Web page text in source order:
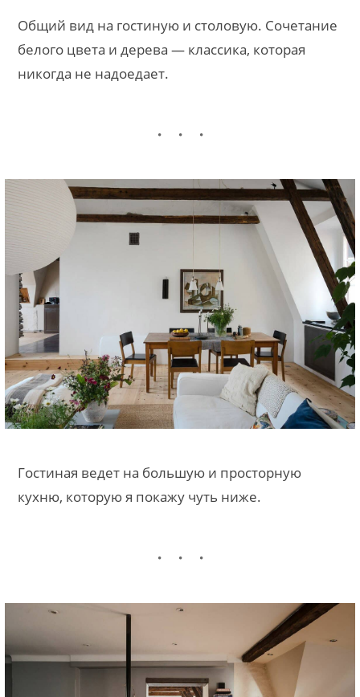
Общий вид на гостиную и столовую. Сочетание
белого цвета и дерева — классика, которая
никогда не надоедает.
Гостиная ведет на большую и просторную
кухню, которую я покажу чуть ниже.